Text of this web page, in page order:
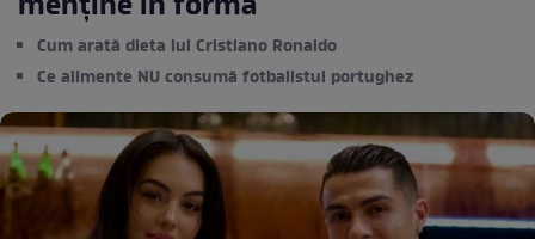
Cum arată dieta lui Cristiano Ronaldo
Ce alimente NU consumă fotbalistul portughez